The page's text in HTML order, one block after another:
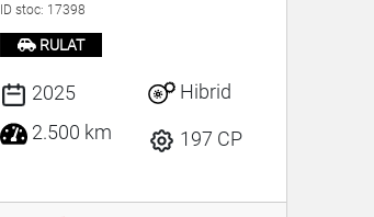
ID stoc: 17398
RULAT
2025
2.500 km
Hibrid
197 CP